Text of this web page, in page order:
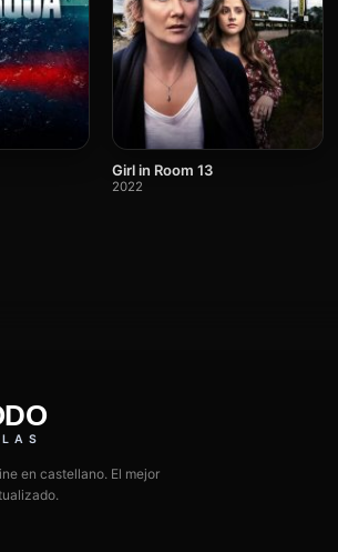
Girl in Room 13
2022
en castellano. El mejor